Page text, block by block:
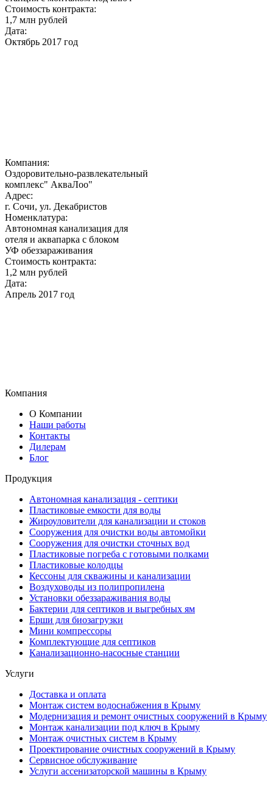
Стоимость контракта:
1,7 млн рублей
Дата:
Октябрь 2017 год
Компания:
Оздоровительно-развлекательный
комплекс" АкваЛоо"
Адрес:
г. Сочи, ул. Декабристов
Номенклатура:
Автономная канализация для
отеля и аквапарка с блоком
УФ обеззараживания
Стоимость контракта:
1,2 млн рублей
Дата:
Апрель 2017 год
Компания
О Компании
Наши работы
Контакты
Дилерам
Блог
Продукция
Автономная канализация - септики
Пластиковые емкости для воды
Жироуловители для канализации и стоков
Сооружения для очистки воды автомойки
Сооружения для очистки сточных вод
Пластиковые погреба с готовыми полками
Пластиковые колодцы
Кессоны для скважины и канализации
Воздуховоды из полипропилена
Установки обеззараживания воды
Бактерии для септиков и выгребных ям
Ерши для биозагрузки
Мини компрессоры
Комплектующие для септиков
Канализационно-насосные станции
Услуги
Доставка и оплата
Монтаж систем водоснабжения в Крыму
Модернизация и ремонт очистных сооружений в Крыму
Монтаж канализации под ключ в Крыму
Монтаж очистных систем в Крыму
Проектирование очистных сооружений в Крыму
Сервисное обслуживание
Услуги ассенизаторской машины в Крыму